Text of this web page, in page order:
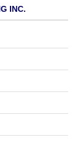
INC.